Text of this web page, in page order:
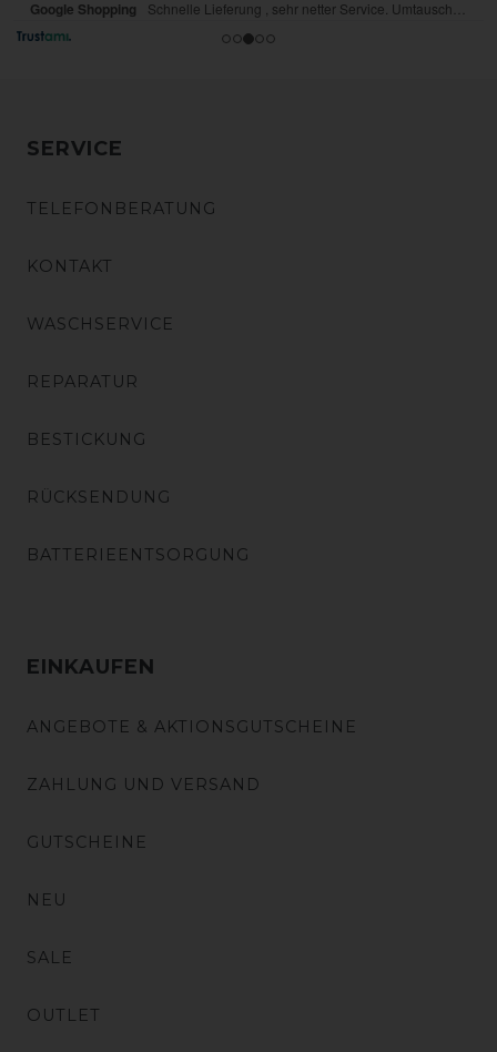
SERVICE
TELEFONBERATUNG
KONTAKT
WASCHSERVICE
REPARATUR
BESTICKUNG
RÜCKSENDUNG
BATTERIEENTSORGUNG
EINKAUFEN
ANGEBOTE & AKTIONSGUTSCHEINE
ZAHLUNG UND VERSAND
GUTSCHEINE
NEU
SALE
OUTLET